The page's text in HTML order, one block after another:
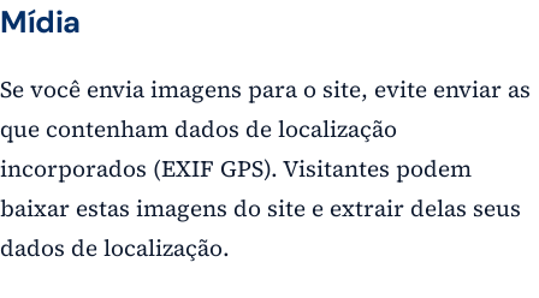
Mídia
Se você envia imagens para o site, evite enviar as
que contenham dados de localização
incorporados (EXIF GPS). Visitantes podem
baixar estas imagens do site e extrair delas seus
dados de localização.